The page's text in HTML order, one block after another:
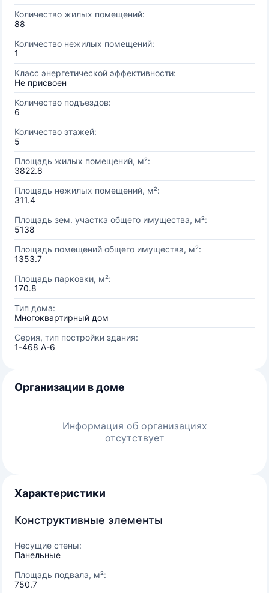
Количество жилых помещений:
88
Количество нежилых помещений:
1
Класс энергетической эффективности:
Не присвоен
Количество подъездов:
6
Количество этажей:
5
Площадь жилых помещений, м²:
3822.8
Площадь нежилых помещений, м²:
311.4
Площадь зем. участка общего имущества, м²:
5138
Площадь помещений общего имущества, м²:
1353.7
Площадь парковки, м²:
170.8
Тип дома:
Многоквартирный дом
Серия, тип постройки здания:
1-468 А-6
Организации в доме
Информация об организациях
отсутствует
Характеристики
Конструктивные элементы
Несущие стены:
Панельные
Площадь подвала, м²:
750.7